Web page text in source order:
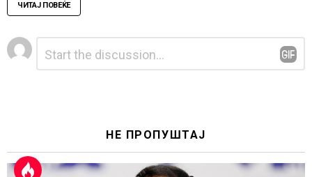
ЧИТАЈ ПОВЕЌЕ
Leave
a
Reply
НЕ ПРОПУШТАЈ